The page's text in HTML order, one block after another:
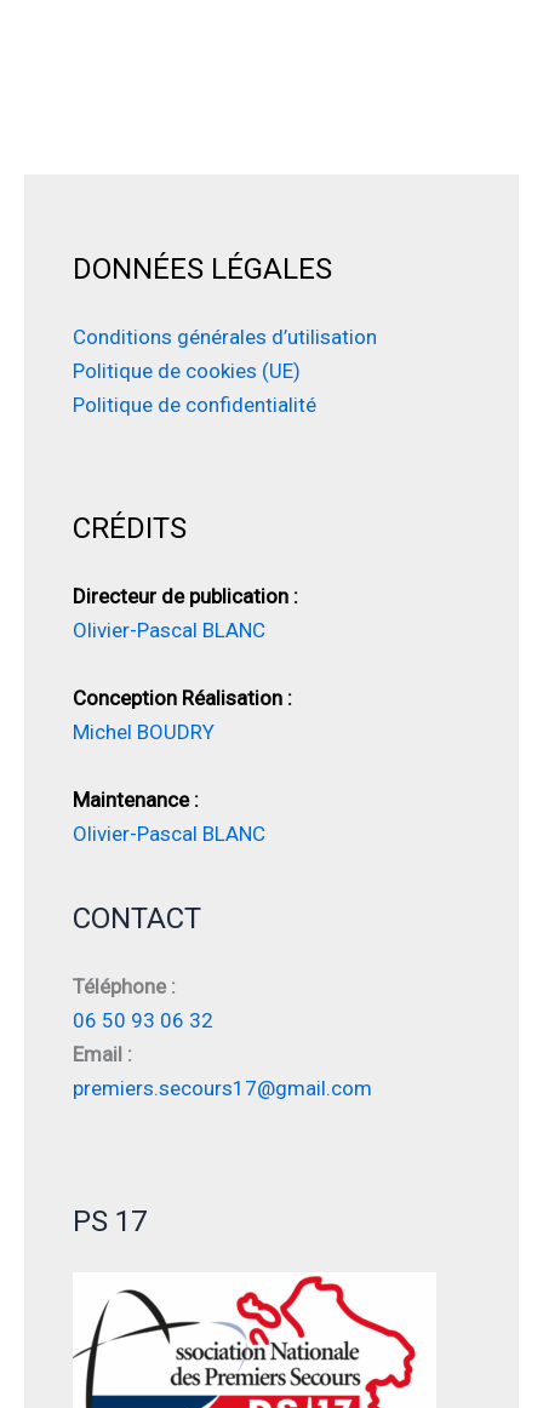
DONNÉES LÉGALES
Conditions générales d’utilisation
Politique de cookies (UE)
Politique de confidentialité
CRÉDITS
Directeur de publication :
Olivier-Pascal BLANC
Conception Réalisation :
Michel BOUDRY
Maintenance :
Olivier-Pascal BLANC
CONTACT
Téléphone :
06 50 93 06 32
Email :
premiers.secours17@gmail.com
PS 17